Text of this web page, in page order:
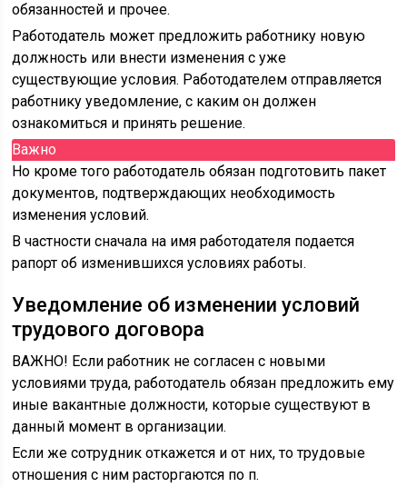
обязанностей и прочее.
Работодатель может предложить работнику новую
должность или внести изменения с уже
существующие условия. Работодателем отправляется
работнику уведомление, с каким он должен
ознакомиться и принять решение.
Важно
Но кроме того работодатель обязан подготовить пакет
документов, подтверждающих необходимость
изменения условий.
В частности сначала на имя работодателя подается
рапорт об изменившихся условиях работы.
Уведомление об изменении условий
трудового договора
ВАЖНО! Если работник не согласен с новыми
условиями труда, работодатель обязан предложить ему
иные вакантные должности, которые существуют в
данный момент в организации.
Если же сотрудник откажется и от них, то трудовые
отношения с ним расторгаются по п.